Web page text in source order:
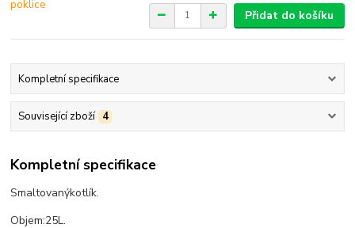
Přidat do košíku
Kompletní specifikace
Související zboží 4
Kompletní specifikace
Smaltovanýkotlík.
Objem:25L.